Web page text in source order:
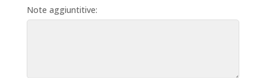
Note aggiuntitive: